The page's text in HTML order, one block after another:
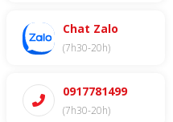
Chat Zalo
(7h30-20h)
0917781499
(7h30-20h)